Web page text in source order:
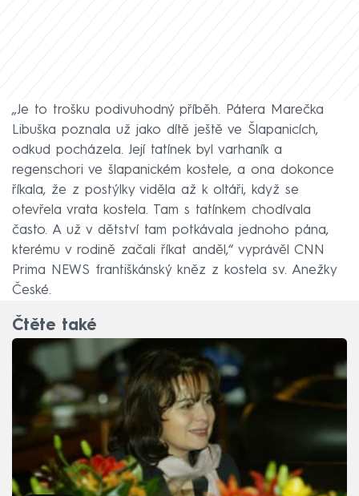
„Je to trošku podivuhodný příběh. Pátera Marečka
Libuška poznala už jako dítě ještě ve Šlapanicích,
odkud pocházela. Její tatínek byl varhaník a
regenschori ve šlapanickém kostele, a ona dokonce
říkala, že z postýlky viděla až k oltáři, když se
otevřela vrata kostela. Tam s tatínkem chodívala
často. A už v dětství tam potkávala jednoho pána,
kterému v rodině začali říkat anděl,“ vyprávěl CNN
Prima NEWS františkánský kněz z kostela sv. Anežky
České.
Čtěte také